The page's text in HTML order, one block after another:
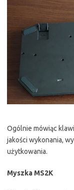
Ogólnie mówiąc
jakości wykonania,
użytkowania.
Myszka MS2K